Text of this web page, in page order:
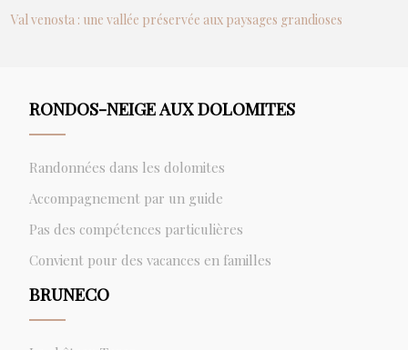
Val venosta : une vallée préservée aux paysages grandioses
RONDOS-NEIGE AUX DOLOMITES
Randonnées dans les dolomites
Accompagnement par un guide
Pas des compétences particulières
Convient pour des vacances en familles
BRUNECO